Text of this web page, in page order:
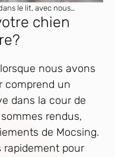
le lit, avec nous…
chien
nous avons
comprend un
dans la cour de
rendus,
de Mocsing.
rapidement pour